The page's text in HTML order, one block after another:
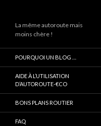
La même autoroute mais
moins chère !
POURQUOI UN BLOG …
AIDE À L’UTILISATION
D’AUTOROUTE-€CO
BONS PLANS ROUTIER
FAQ